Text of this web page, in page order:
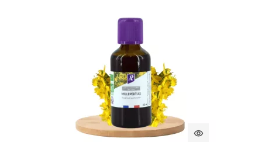
visibility